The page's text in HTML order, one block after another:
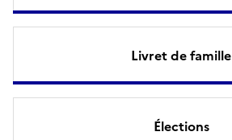
Livret de famille
Élections